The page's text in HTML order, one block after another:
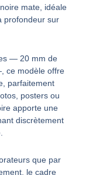
mate, idéale
profondeur sur
— 20 mm de
ce modèle offre
parfaitement
posters ou
apporte une
discrètement
que par
le cadre